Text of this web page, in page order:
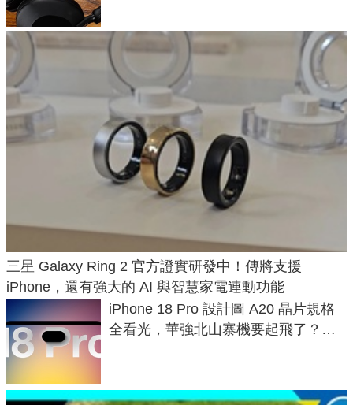
三星 Galaxy Ring 2 官方證實研發中！傳將支援
iPhone，還有強大的 AI 與智慧家電連動功能
iPhone 18 Pro 設計圖 A20 晶片規格
全看光，華強北山寨機要起飛了？專